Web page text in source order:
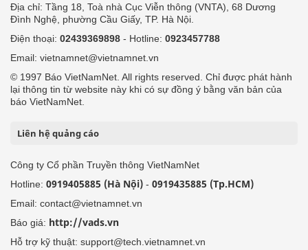
Địa chỉ: Tầng 18, Toà nhà Cục Viễn thông (VNTA), 68 Dương
Đình Nghệ, phường Cầu Giấy, TP. Hà Nội.
Điện thoại: 02439369898 - Hotline: 0923457788
Email: vietnamnet@vietnamnet.vn
© 1997 Báo VietNamNet. All rights reserved. Chỉ được phát hành
lại thông tin từ website này khi có sự đồng ý bằng văn bản của
báo VietNamNet.
Liên hệ quảng cáo
Công ty Cổ phần Truyền thông VietNamNet
Hotline: 0919405885 (Hà Nội) - 0919435885 (Tp.HCM)
Email: contact@vietnamnet.vn
Báo giá: http://vads.vn
Hỗ trợ kỹ thuật: support@tech.vietnamnet.vn